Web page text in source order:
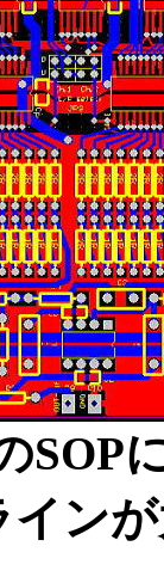
SOP
ン